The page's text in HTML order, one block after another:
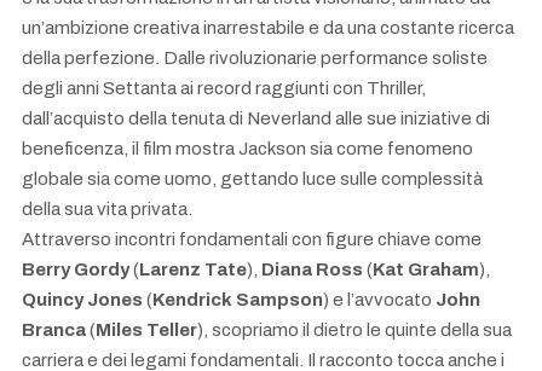
un’ambizione creativa inarrestabile e da una costante ricerca
della perfezione. Dalle rivoluzionarie performance soliste
degli anni Settanta ai record raggiunti con Thriller,
dall’acquisto della tenuta di Neverland alle sue iniziative di
beneficenza, il film mostra Jackson sia come fenomeno
globale sia come uomo, gettando luce sulle complessità
della sua vita privata.
Attraverso incontri fondamentali con figure chiave come
Berry Gordy(Larenz Tate), Diana Ross (Kat Graham),
Quincy Jones (Kendrick Sampson) e l’avvocato John
Branca(Miles Teller), scopriamo il dietro le quinte della sua
carriera e dei legami fondamentali. Il racconto tocca anche i